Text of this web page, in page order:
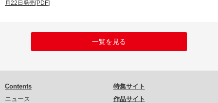
月22日発売[PDF]
一覧を見る
Contents
ニュース
特集サイト
作品サイト